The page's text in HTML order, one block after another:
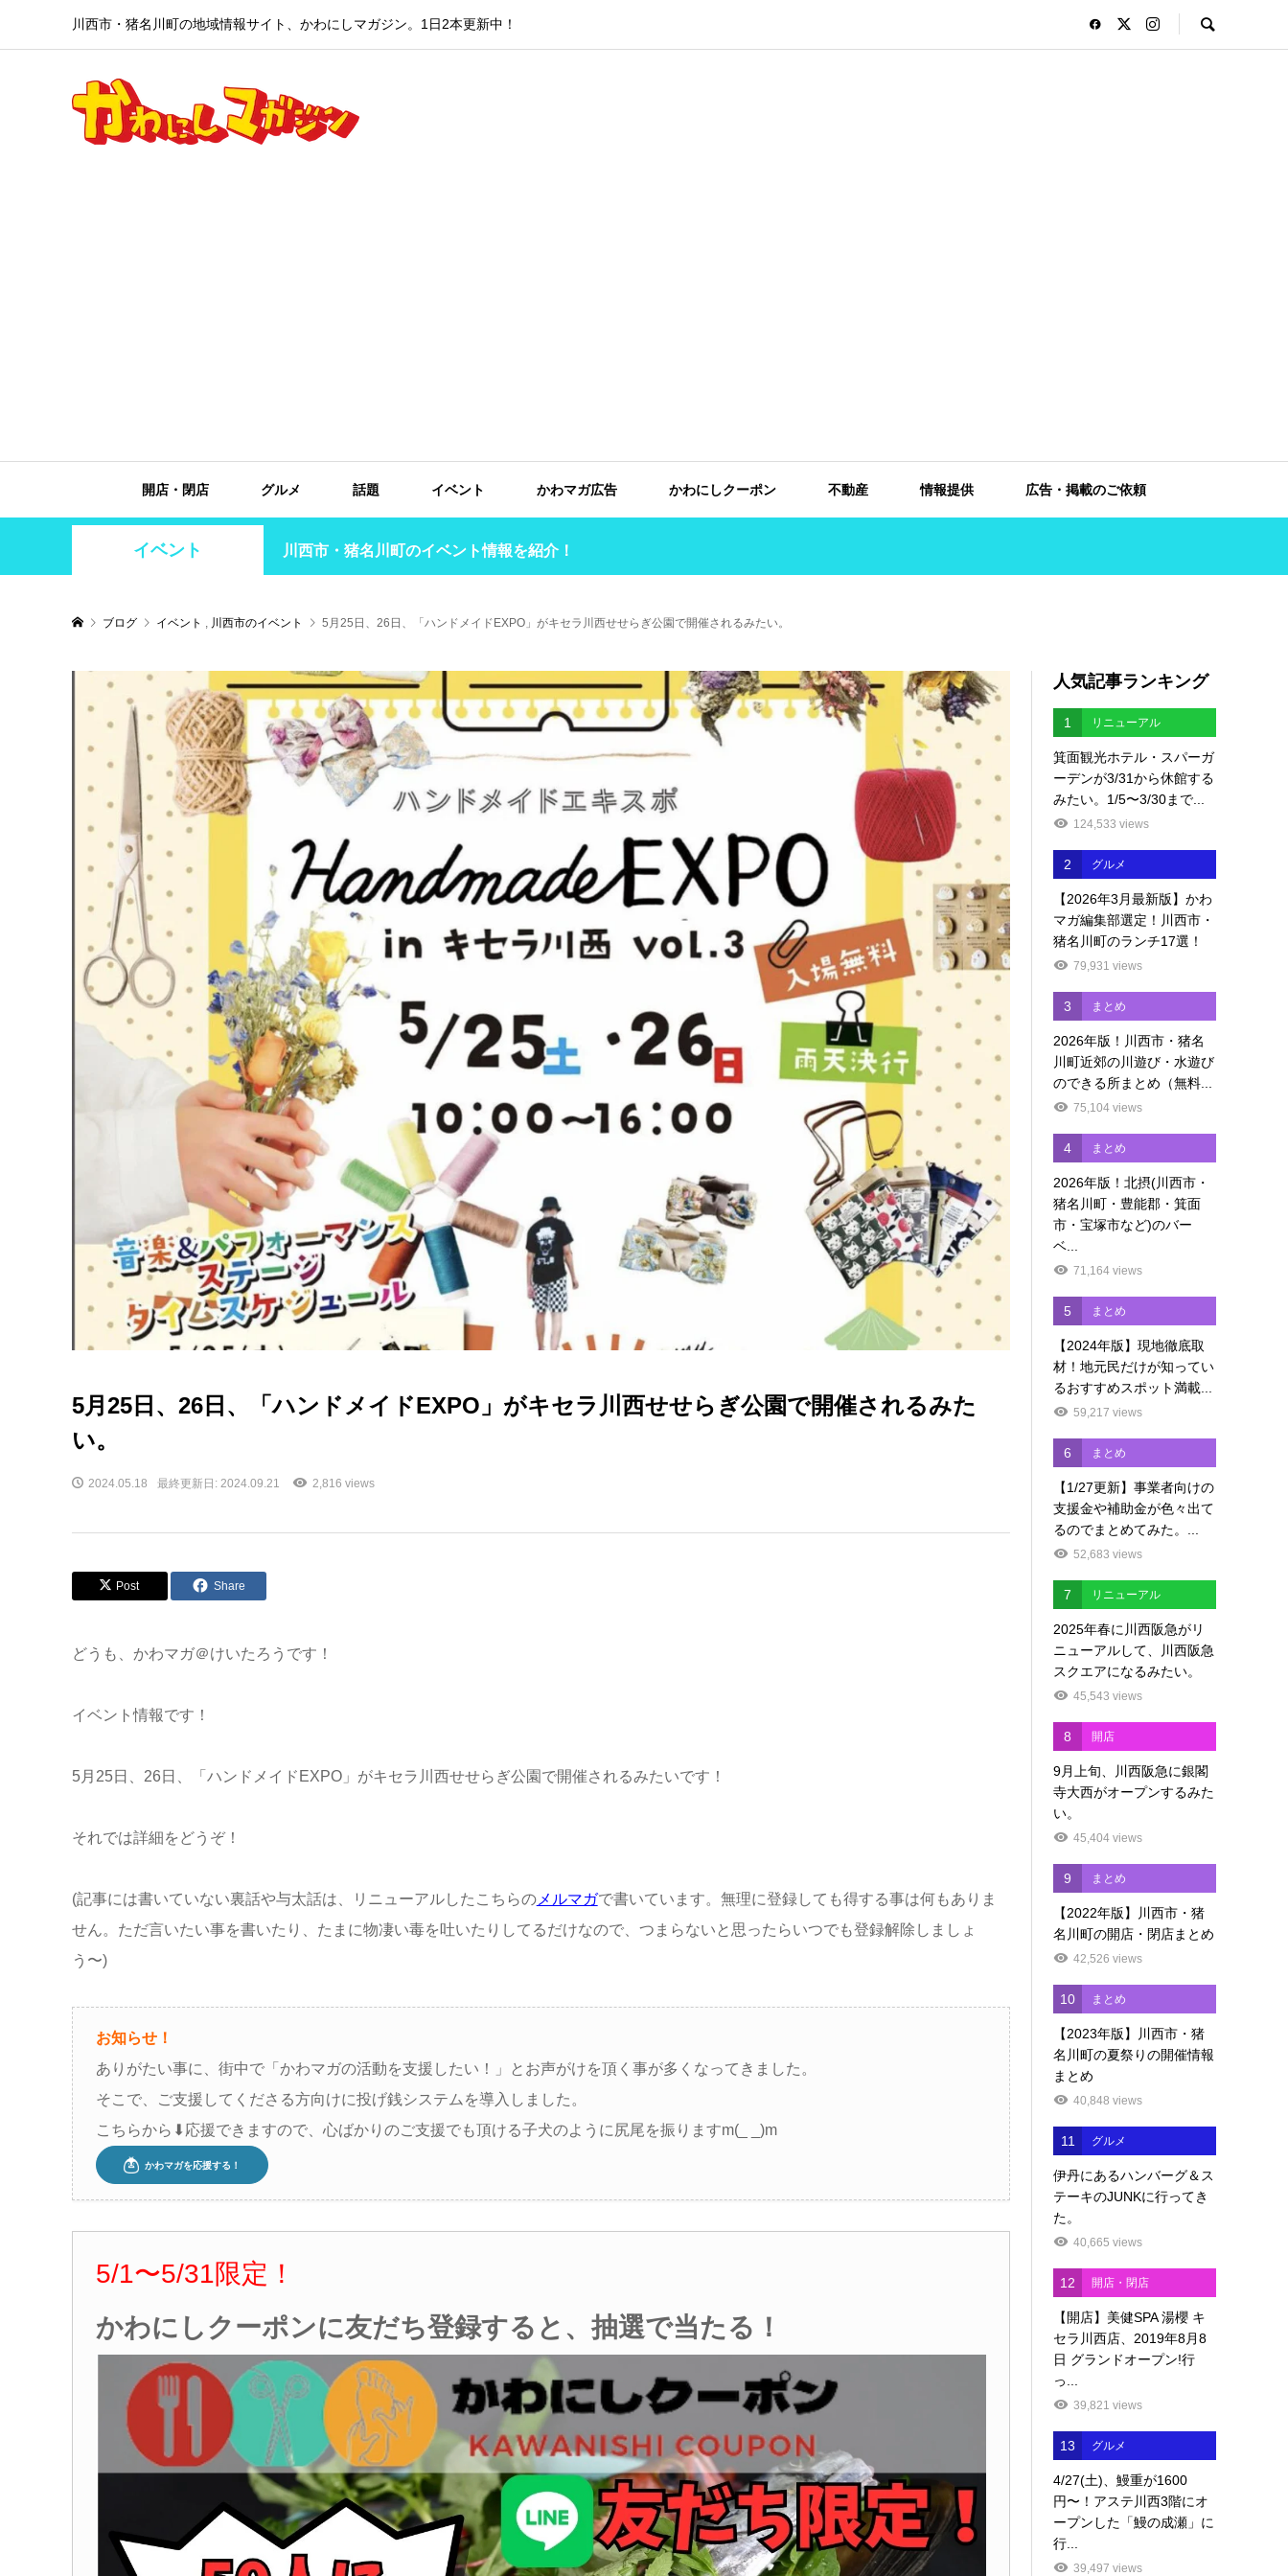
川西市・猪名川町の地域情報サイト、かわにしマガジン。1日2本更新中！
開店・閉店 グルメ 話題 イベント かわマガ広告 かわにしクーポン 不動産 情報提供 広告・掲載のご依頼
イベント 川西市・猪名川町のイベント情報を紹介！
ブログ イベント , 川西市のイベント 5月25日、26日、「ハンドメイドEXPO」がキセラ川西せせらぎ公園で開催されるみたい。
5月25日、26日、「ハンドメイドEXPO」がキセラ川西せせらぎ公園で開催されるみた
い。
2024.05.18 最終更新日: 2024.09.21 2,816 views
Post Share
どうも、かわマガ＠けいたろうです！
イベント情報です！
5月25日、26日、「ハンドメイドEXPO」がキセラ川西せせらぎ公園で開催されるみたいです！
それでは詳細をどうぞ！
(記事には書いていない裏話や与太話は、リニューアルしたこちらのメルマガで書いています。無理に登録しても得する事は何もありま
せん。ただ言いたい事を書いたり、たまに物凄い毒を吐いたりしてるだけなので、つまらないと思ったらいつでも登録解除しましょ
う〜)
お知らせ！
ありがたい事に、街中で「かわマガの活動を支援したい！」とお声がけを頂く事が多くなってきました。
そこで、ご支援してくださる方向けに投げ銭システムを導入しました。
こちらから⬇︎応援できますので、心ばかりのご支援でも頂ける子犬のように尻尾を振りますm(_ _)m
5/1〜5/31限定！
かわにしクーポンに友だち登録すると、抽選で当たる！
人気記事ランキング
1 リニューアル
箕面観光ホテル・スパーガ
ーデンが3/31から休館する
みたい。1/5〜3/30まで...
124,533 views
2 グルメ
【2026年3月最新版】かわ
マガ編集部選定！川西市・
猪名川町のランチ17選！
79,931 views
3 まとめ
2026年版！川西市・猪名
川町近郊の川遊び・水遊び
のできる所まとめ（無料...
75,104 views
4 まとめ
2026年版！北摂(川西市・
猪名川町・豊能郡・箕面
市・宝塚市など)のバー
ベ...
71,164 views
5 まとめ
【2024年版】現地徹底取
材！地元民だけが知ってい
るおすすめスポット満載...
59,217 views
6 まとめ
【1/27更新】事業者向けの
支援金や補助金が色々出て
るのでまとめてみた。...
52,683 views
7 リニューアル
2025年春に川西阪急がリ
ニューアルして、川西阪急
スクエアになるみたい。
45,543 views
8 開店
9月上旬、川西阪急に銀閣
寺大西がオープンするみた
い。
45,404 views
9 まとめ
【2022年版】川西市・猪
名川町の開店・閉店まとめ
42,526 views
10 まとめ
【2023年版】川西市・猪
名川町の夏祭りの開催情報
まとめ
40,848 views
11 グルメ
伊丹にあるハンバーグ＆ス
テーキのJUNKに行ってき
た。
40,665 views
12 開店・閉店
【開店】美健SPA 湯櫻 キ
セラ川西店、2019年8月8
日 グランドオープン!行
っ...
39,821 views
13 グルメ
4/27(土)、鰻重が1600
円〜！アステ川西3階にオ
ープンした「鰻の成瀬」に
行...
39,497 views